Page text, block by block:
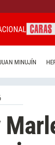
MINUJÍN